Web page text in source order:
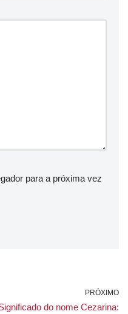
para a próxima vez
PRÓXIMO
do nome Cezarina: